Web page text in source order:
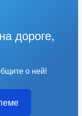
дороге,
о ней!